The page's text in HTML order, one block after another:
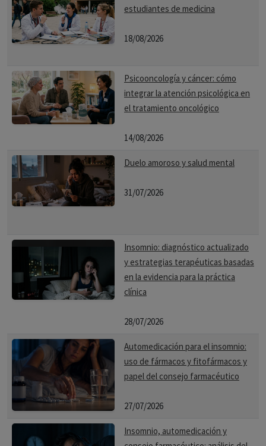
estudiantes de medicina
18/08/2026
Psicooncología y cáncer: cómo
integrar la atención psicológica en
el tratamiento oncológico
14/08/2026
Duelo amoroso y salud mental
31/07/2026
Insomnio: diagnóstico actualizado
y estrategias terapéuticas basadas
en la evidencia para la práctica
clínica
28/07/2026
Automedicación para el insomnio:
uso de fármacos y fitofármacos y
papel del consejo farmacéutico
27/07/2026
Insomnio, automedicación y